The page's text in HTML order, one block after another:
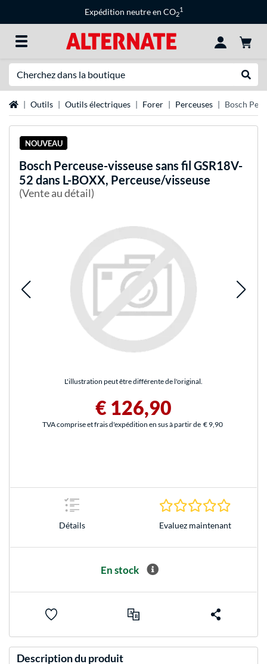
Expédition neutre en CO2
1
Page d'accueil
Outils Outils électriques Forer Perceuses Bosch
NOUVEAU
Bosch Perceuse-visseuse sans fil GSR18V-
52 dans L-BOXX, Perceuse/visseuse
(Vente au détail)
L'illustration peut être différente de l'original.
€ 126,90
TVA comprise et frais d'expédition en sus à partir de € 9,90
Détails Evaluez maintenant
En stock
Description du produit